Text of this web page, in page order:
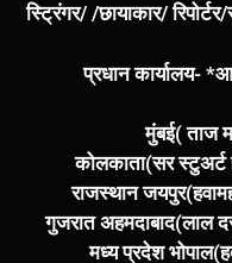
स्ट्रिंगर/ /छायाकार/
प्रधान कार्यालय-
मुंबई( ताज
कोलकाता(सर स्टुअर्ट
राजस्थान
गुजरात अहमदाबाद(लाल
मध्य प्रदेश